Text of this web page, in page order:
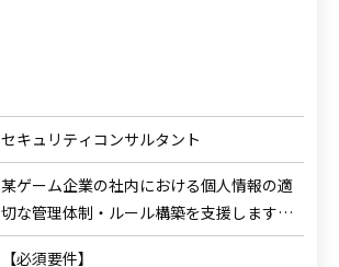
セキュリティコンサルタント
某ゲーム企業の社内における個人情報の適
切な管理体制・ルール構築を支援します。
・個人情報取り扱いに関する現状調査
【必須要件】